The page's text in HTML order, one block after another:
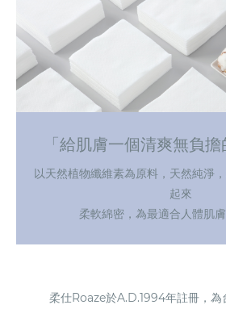
「給肌膚一個清爽無負擔
以天然植物纖維素為原料，天然純淨
起來
柔軟綿密，為最適合人體肌
柔仕Roaze於A.D.1994年註冊，為